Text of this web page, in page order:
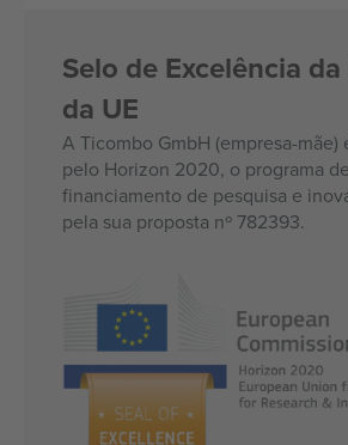
Selo de Excelência
da UE
A Ticombo GmbH (empresa-mãe)
pelo Horizon 2020, o programa de
financiamento de pesquisa e
pela sua proposta nº 782393.